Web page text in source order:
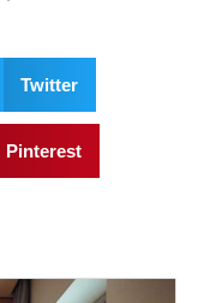
Twitter
Pinterest